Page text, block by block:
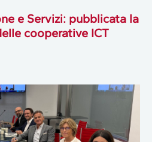
e Servizi: pubblicata la
cooperative ICT